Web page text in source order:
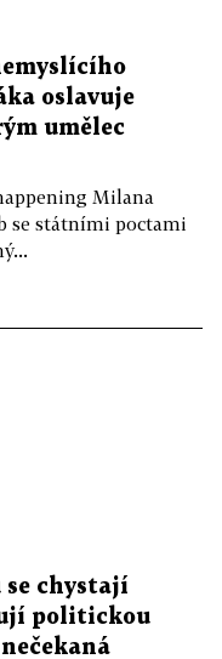
oslavuje
umělec
Milana
se státními poctami
se chystají
politickou